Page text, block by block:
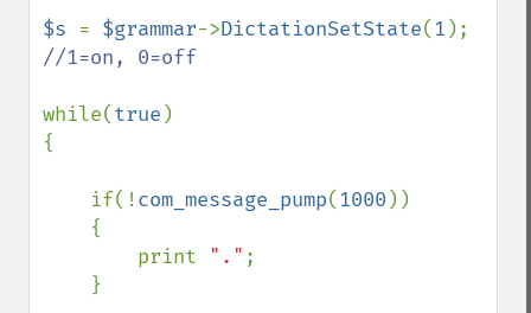
$s = $grammar->DictationSetState(1
//1=on, 0=off
while(true )
{
    if(!
com_message_pump(1000 ))
        print
"." ;